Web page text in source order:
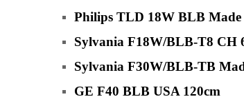
Philips TLD 18W BLB
Sylvania F18W/BLB-T8 CH
Sylvania F30W/BLB-TB
GE F40 BLB USA 120cm